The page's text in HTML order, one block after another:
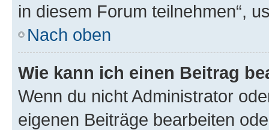
in diesem Forum teilnehmen“,
Nach oben
Wie kann ich einen Beitrag
Wenn du nicht Administrator
eigenen Beiträge bearbeiten